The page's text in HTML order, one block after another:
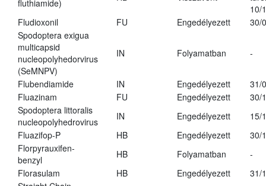
fluthiamide)
10/
Fludioxonil
FU Engedélyezett
30/
Spodoptera exigua
multicapsid
nucleopolyhedorvirus
(SeMNPV)
IN Folyamatban -
Flubendiamide IN Engedélyezett
31/
Fluazinam
FU Engedélyezett
30/
Spodoptera littoralis
nucleopolyhedrovirus
IN Engedélyezett
15/
Fluazifop-P
HB Engedélyezett
30/
Florpyrauxifen-
benzyl
HB Folyamatban
-
Florasulam
HB Engedélyezett
31/